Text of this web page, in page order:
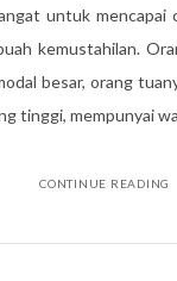
untuk mencapai
kemustahilan.
besar, orang
tinggi, mempunyai
CONTINUE READING